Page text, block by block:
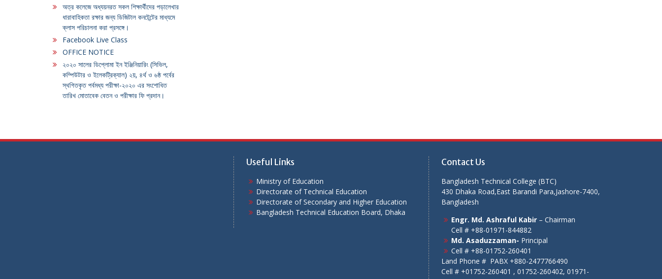
অত্র কলেজে অধ্যয়নরত সকল শিক্ষার্থীদের পড়ালেখার
ধারাবাহিকতা রক্ষার জন্য ডিজিটাল কনটেন্টের মাধ্যমে
ক্লাস পরিচালনা করা প্রসঙ্গে।
Facebook Live Class
OFFICE NOTICE
২০২০ সালের ডিপ্লোমা ইন ইঞ্জিনিয়ারিং (সিভিল,
কম্পিউটার ও ইলেকট্রিক্যাল) ২য়, ৪র্থ ও ৬ষ্ঠ পর্বের
স্থগিতকৃত পর্বমধ্য পরীক্ষা-২০২০ এর সংশোধিত
তারিখ মোতাবেক বেতন ও পরীক্ষার ফি প্রদান।
Useful Links
Ministry of Education
Directorate of Technical Education
Directorate of Secondary and Higher Education
Bangladesh Technical Education Board, Dhaka
Contact Us
Bangladesh Technical College (BTC)
430 Dhaka Road,East Barandi Para,Jashore-7400,
Bangladesh
Engr. Md. Ashraful Kabir – Chairman
Cell # +88-01971-844882
Md. Asaduzzaman- Principal
Cell # +88-01752-260401
Land Phone # PABX +880-2477766490
Cell # +01752-260401 , 01752-260402, 01971-